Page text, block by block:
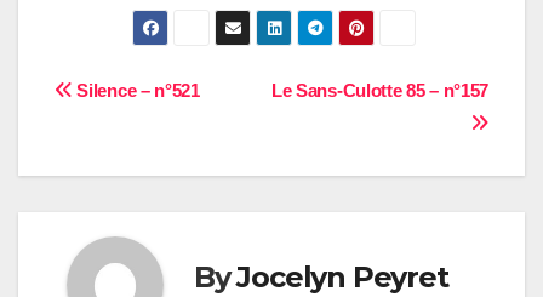
Navigation
Le Sans-Culotte 85 – n°157
Silence – n°521
ByJocelyn Peyret